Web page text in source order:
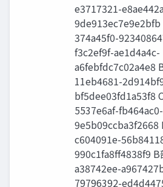
e3717321-
374a45f0-
f3c2ef9f-ae1d4a4c-
a6febfdc7c02a4e8
11eb4681-
bf5dee03fd1a53f8
5537e6af-fb464ac0-
9e5b09ccba3f2668
c604091e-
990c1fa8ff4838f9 B
a38742ee-
79796392-